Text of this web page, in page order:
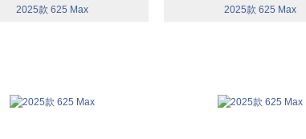
2025款 625 Max 2025款 625 Max